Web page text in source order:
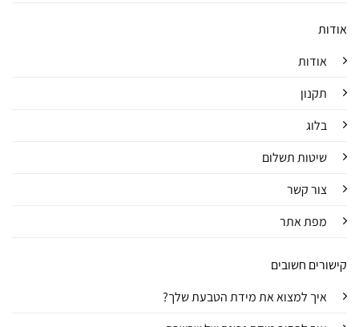
אודות
אודות
תקנון
בלוג
שיטות תשלום
צור קשר
מפת אתר
קישורים חשובים
איך למצוא את מידת הטבעת שלך?